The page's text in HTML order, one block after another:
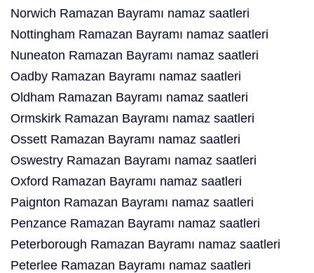
Norwich Ramazan Bayramı namaz saatleri
Nottingham Ramazan Bayramı namaz saatleri
Nuneaton Ramazan Bayramı namaz saatleri
Oadby Ramazan Bayramı namaz saatleri
Oldham Ramazan Bayramı namaz saatleri
Ormskirk Ramazan Bayramı namaz saatleri
Ossett Ramazan Bayramı namaz saatleri
Oswestry Ramazan Bayramı namaz saatleri
Oxford Ramazan Bayramı namaz saatleri
Paignton Ramazan Bayramı namaz saatleri
Penzance Ramazan Bayramı namaz saatleri
Peterborough Ramazan Bayramı namaz saatleri
Peterlee Ramazan Bayramı namaz saatleri